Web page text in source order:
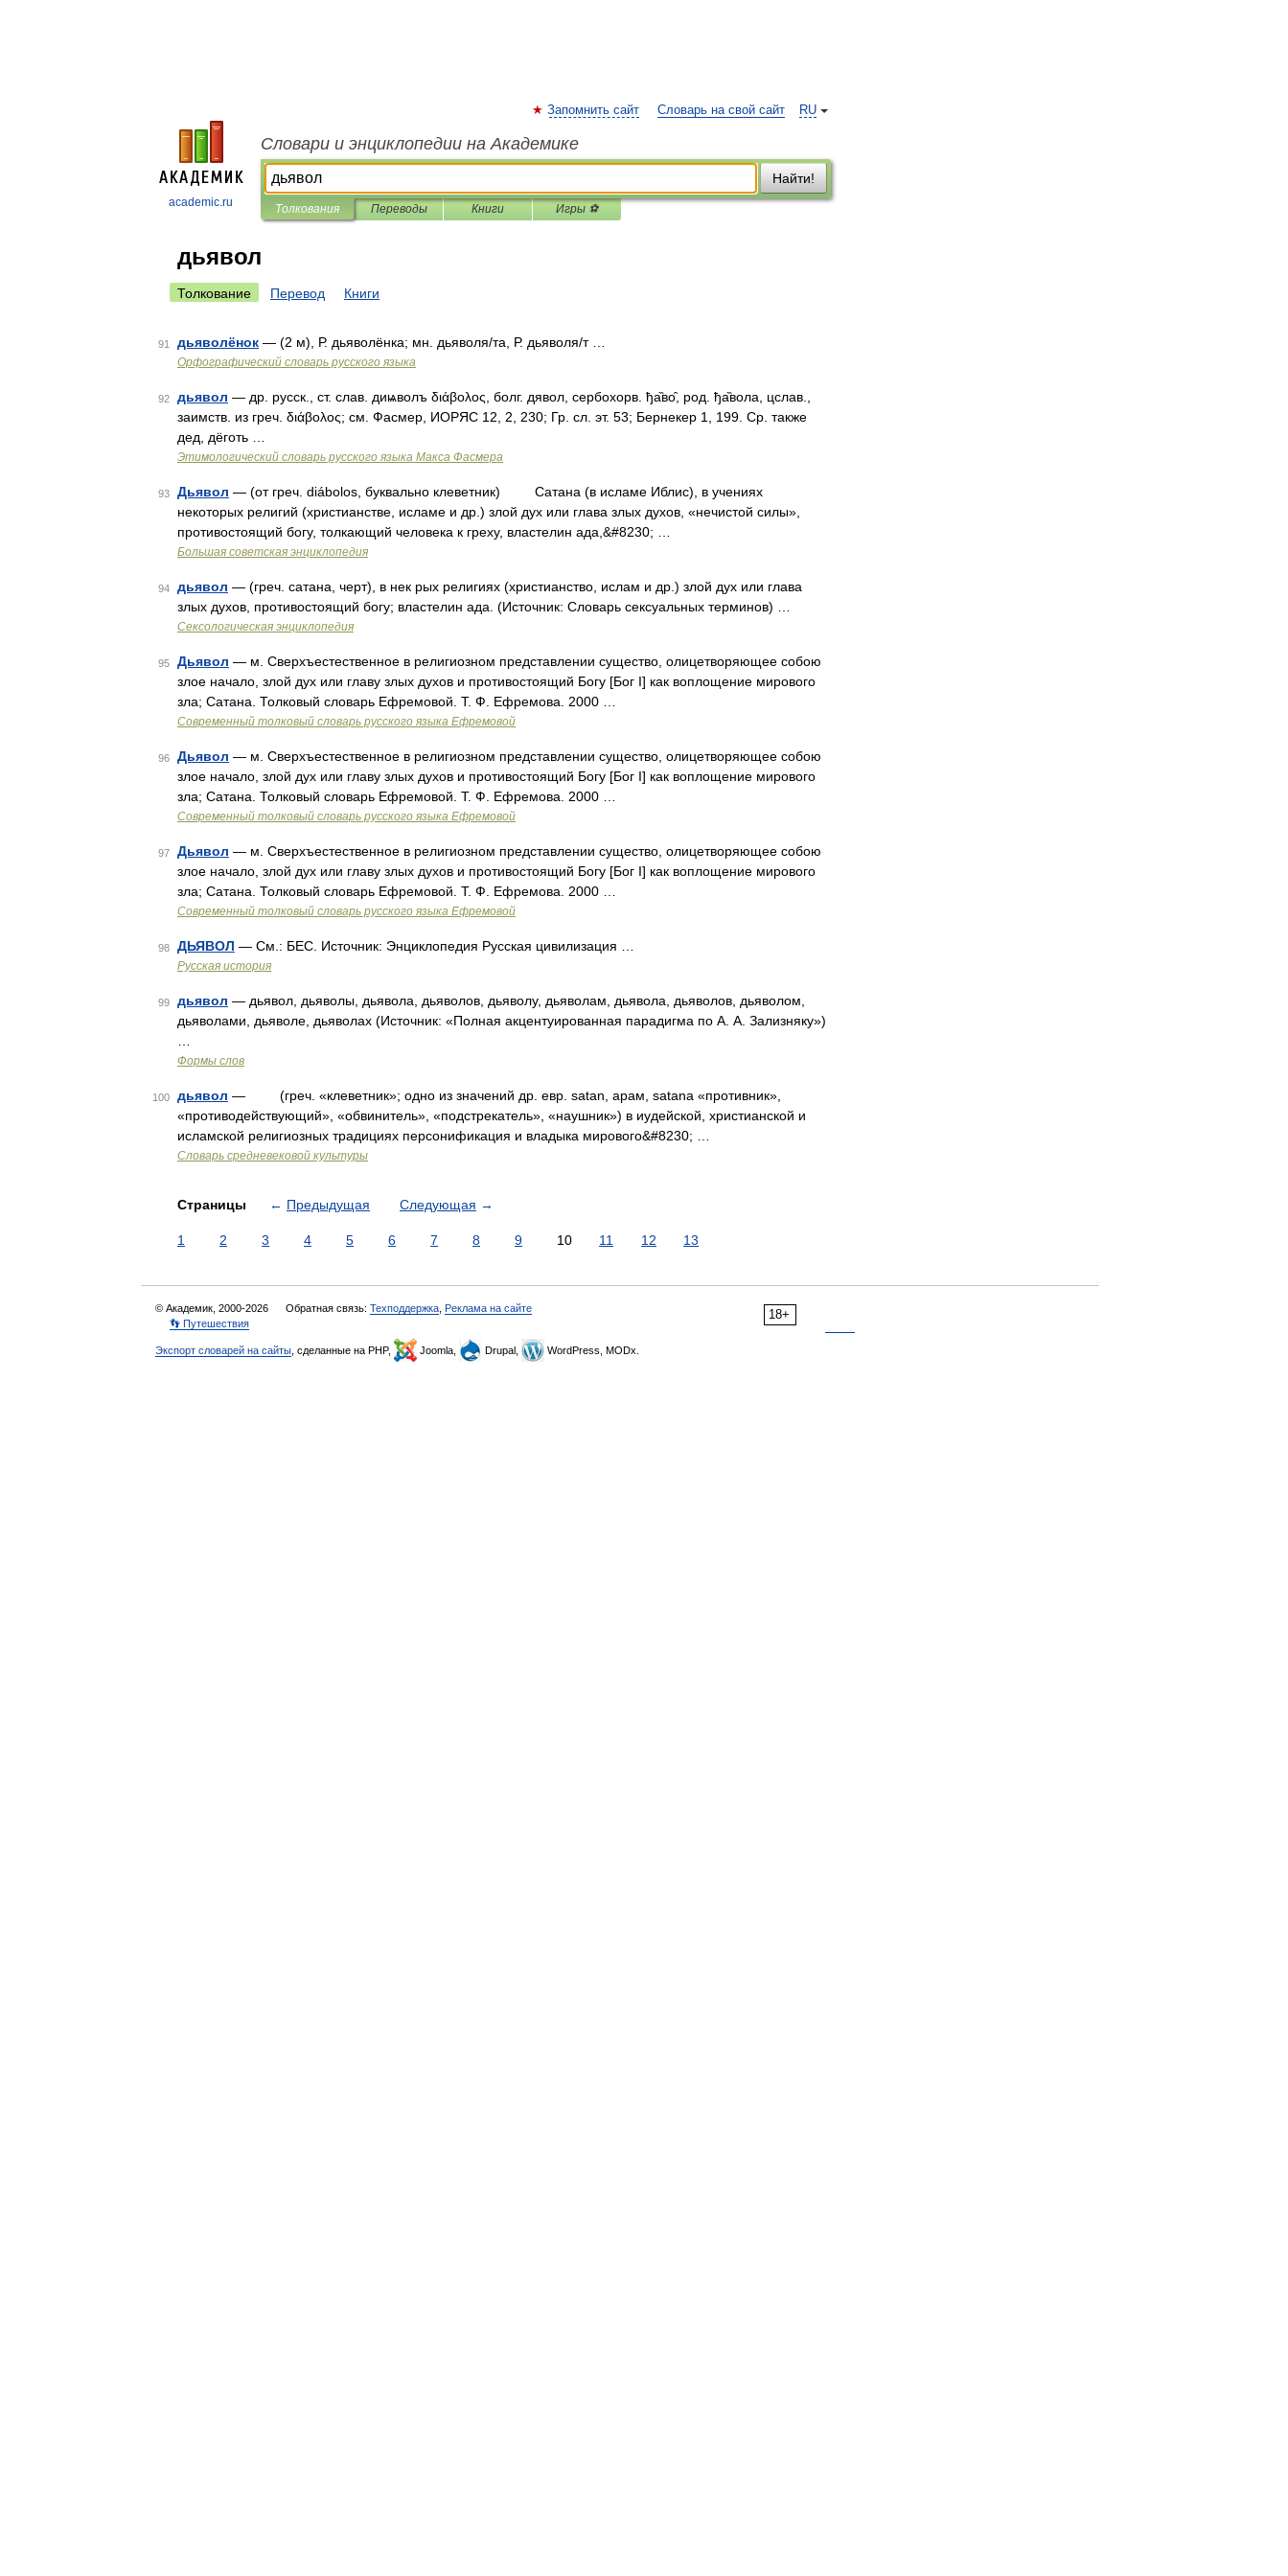
academic.ru
RU
Запомнить сайт Словарь на свой сайт
Словари и энциклопедии на Академике
Найти!
Толкования Переводы Книги Игры ⚽
дьявол
Толкование Перевод Книги
91 дьяволёнок — (2 м), Р. дьяволёнка; мн. дьяволя/та, Р. дьяволя/т …
Орфографический словарь русского языка
92 дьявол — др. русск., ст. слав. диѩволъ διάβολος, болг. дявол, сербохорв. ђа̏во̑, род. ђа̏вола, цслав.,
заимств. из греч. διάβολος; см. Фасмер, ИОРЯС 12, 2, 230; Гр. сл. эт. 53; Бернекер 1, 199. Ср. также
дед, дёготь …
Этимологический словарь русского языка Макса Фасмера
93 Дьявол — (от греч. diábolos, буквально клеветник) Сатана (в исламе Иблис), в учениях
некоторых религий (христианстве, исламе и др.) злой дух или глава злых духов, «нечистой силы»,
противостоящий богу, толкающий человека к греху, властелин ада,&#8230; …
Большая советская энциклопедия
94 дьявол — (греч. сатана, черт), в нек рых религиях (христианство, ислам и др.) злой дух или глава
злых духов, противостоящий богу; властелин ада. (Источник: Словарь сексуальных терминов) …
Сексологическая энциклопедия
95 Дьявол — м. Сверхъестественное в религиозном представлении существо, олицетворяющее собою
злое начало, злой дух или главу злых духов и противостоящий Богу [Бог I] как воплощение мирового
зла; Сатана. Толковый словарь Ефремовой. Т. Ф. Ефремова. 2000 …
Современный толковый словарь русского языка Ефремовой
96 Дьявол — м. Сверхъестественное в религиозном представлении существо, олицетворяющее собою
злое начало, злой дух или главу злых духов и противостоящий Богу [Бог I] как воплощение мирового
зла; Сатана. Толковый словарь Ефремовой. Т. Ф. Ефремова. 2000 …
Современный толковый словарь русского языка Ефремовой
97 Дьявол — м. Сверхъестественное в религиозном представлении существо, олицетворяющее собою
злое начало, злой дух или главу злых духов и противостоящий Богу [Бог I] как воплощение мирового
зла; Сатана. Толковый словарь Ефремовой. Т. Ф. Ефремова. 2000 …
Современный толковый словарь русского языка Ефремовой
98 ДЬЯВОЛ — См.: БЕС. Источник: Энциклопедия Русская цивилизация …
Русская история
99 дьявол — дьявол, дьяволы, дьявола, дьяволов, дьяволу, дьяволам, дьявола, дьяволов, дьяволом,
дьяволами, дьяволе, дьяволах (Источник: «Полная акцентуированная парадигма по А. А. Зализняку»)
Формы слов
100 дьявол — (греч. «клеветник»; одно из значений др. евр. satan, арам, satana «противник»,
«противодействующий», «обвинитель», «подстрекатель», «наушник») в иудейской, христианской и
исламской религиозных традициях персонификация и владыка мирового&#8230; …
Словарь средневековой культуры
Страницы ← Предыдущая Следующая →
1 2 3 4 5 6 7 8 9 10 11 12 13
18+
© Академик, 2000-2026 Обратная связь: Техподдержка Реклама на сайте
👣 Путешествия
Экспорт словарей на сайты , сделанные на PHP, Joomla, Drupal, WordPress, MODx.